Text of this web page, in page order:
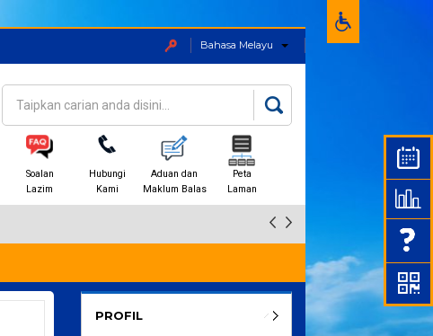
Bahasa Melayu
Soalan
Lazim
Hubungi
Kami
Aduan dan
Maklum Balas
Peta
Laman
Borang carian
Carian
PROFIL